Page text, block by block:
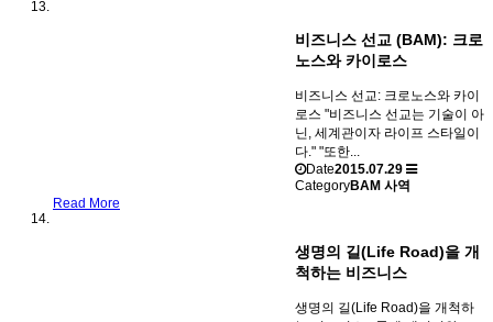
비즈니스 선교 (BAM): 크로
노스와 카이로스
비즈니스 선교: 크로노스와 카이
로스 "비즈니스 선교는 기술이 아
닌, 세계관이자 라이프 스타일이
다." "또한...
Date2015.07.29
CategoryBAM 사역
Read More
생명의 길(Life Road)을 개
척하는 비즈니스
생명의 길(Life Road)을 개척하